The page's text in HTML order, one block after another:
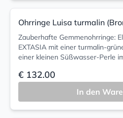
Ohrringe Luisa turmalin
Zauberhafte Gemmenohrringe:
EXTASIA mit einer turmalin-
einer kleinen Süßwasser-Perle
€ 132.00
In den